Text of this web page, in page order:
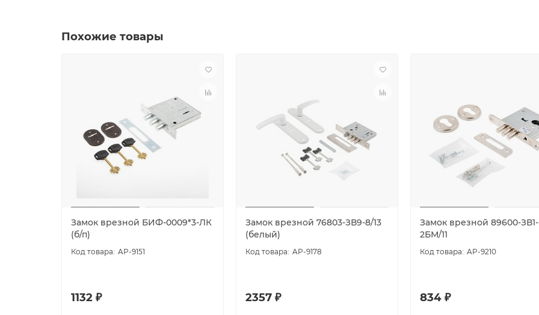
Похожие товары
Замок врезной БИФ-0009*3-ЛК
(б/п)
AP-9151
1132 ₽
Замок врезной 76803-ЗВ9-8/13
(белый)
AP-9178
2357 ₽
Замок врезной 89600-ЗВ1-
2БМ/11
AP-9210
834 ₽